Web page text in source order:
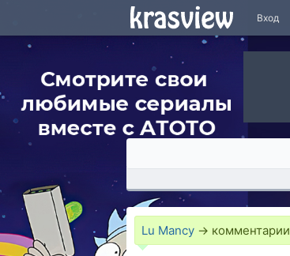
Вход
Lu Mancy → комментарии